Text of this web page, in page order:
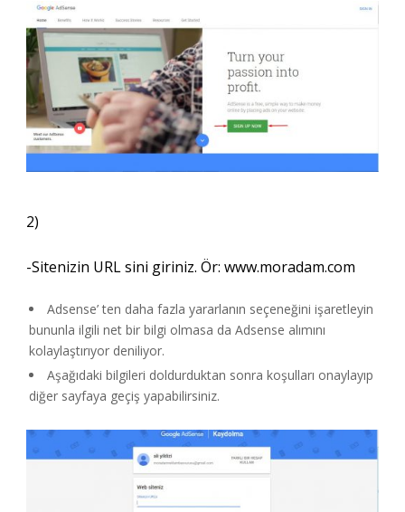
2)
-Sitenizin URL sini giriniz. Ör: www.moradam.com
Adsense’ ten daha fazla yararlanın seçeneğini işaretleyin
bununla ilgili net bir bilgi olmasa da Adsense alımını
kolaylaştırıyor deniliyor.
Aşağıdaki bilgileri doldurduktan sonra koşulları onaylayıp
diğer sayfaya geçiş yapabilirsiniz.